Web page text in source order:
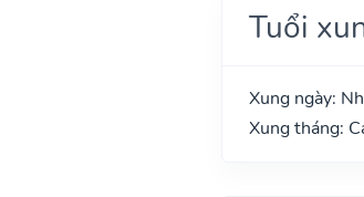
Tuổi
Xung ngày:
Xung tháng: